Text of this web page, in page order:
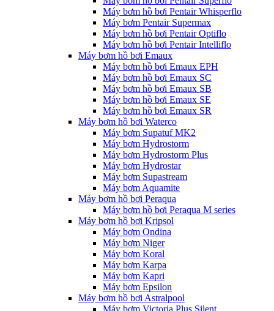
Máy bơm hồ bơi Pentair Whisperflo
Máy bơm Pentair Supermax
Máy bơm hồ bơi Pentair Optiflo
Máy bơm hồ bơi Pentair Intelliflo
Máy bơm hồ bơi Emaux
Máy bơm hồ bơi Emaux EPH
Máy bơm hồ bơi Emaux SC
Máy bơm hồ bơi Emaux SB
Máy bơm hồ bơi Emaux SE
Máy bơm hồ bơi Emaux SR
Máy bơm hồ bơi Waterco
Máy bơm Supatuf MK2
Máy bơm Hydrostorm
Máy bơm Hydrostorm Plus
Máy bơm Hydrostar
Máy bơm Supastream
Máy bơm Aquamite
Máy bơm hồ bơi Peraqua
Máy bơm hồ bơi Peraqua M series
Máy bơm hồ bơi Kripsol
Máy bơm Ondina
Máy bơm Niger
Máy bơm Koral
Máy bơm Karpa
Máy bơm Kapri
Máy bơm Epsilon
Máy bơm hồ bơi Astralpool
Máy bơm Victoria Plus Silent